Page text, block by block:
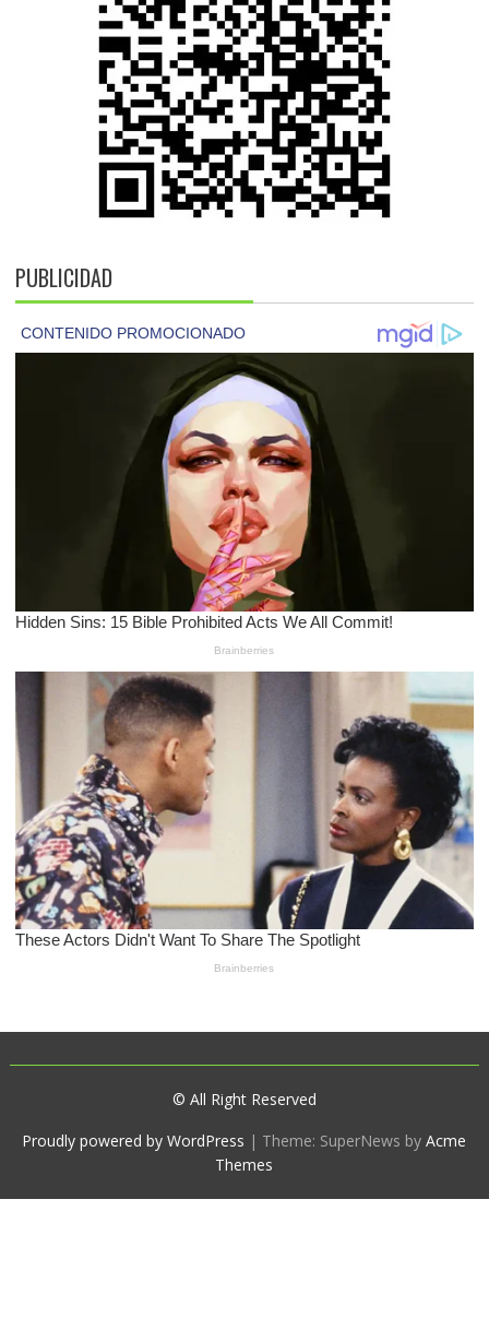
PUBLICIDAD
© All Right Reserved
Proudly powered by WordPress | Theme: SuperNews byAcme
Themes